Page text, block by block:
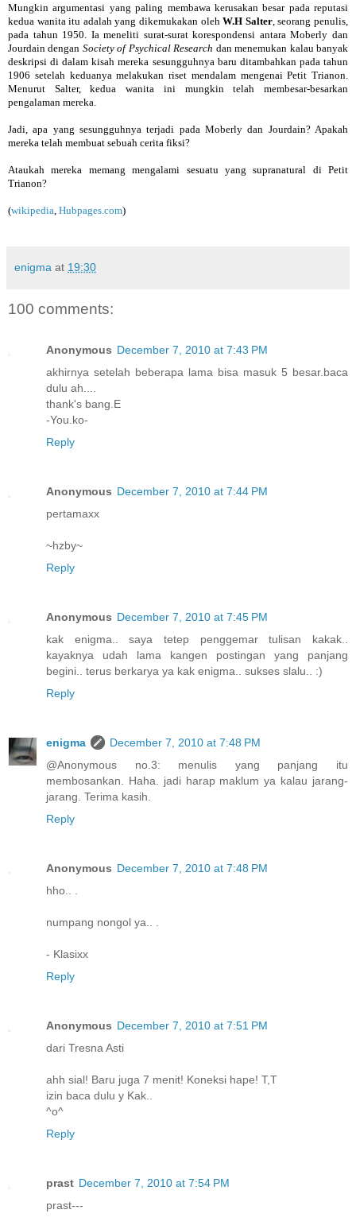
Mungkin argumentasi yang paling membawa kerusakan besar pada reputasi
kedua wanita itu adalah yang dikemukakan olehW.H Salter, seorang penulis,
pada tahun 1950. Ia meneliti surat-surat korespondensi antara Moberly dan
Jourdain dengan Society of Psychical Research dan menemukan kalau banyak
deskripsi di dalam kisah mereka sesungguhnya baru ditambahkan pada tahun
1906 setelah keduanya melakukan riset mendalam mengenai Petit Trianon.
Menurut Salter, kedua wanita ini mungkin telah membesar-besarkan
pengalaman mereka.
Jadi, apa yang sesungguhnya terjadi pada Moberly dan Jourdain? Apakah
mereka telah membuat sebuah cerita fiksi?
Ataukah mereka memang mengalami sesuatu yang supranatural di Petit
Trianon?
(wikipedia Hubpages.com)
enigma at 19:30
100 comments:
Anonymous December 7, 2010 at 7:43 PM
akhirnya setelah beberapa lama bisa masuk 5 besar.baca
dulu ah....
thank's bang.E
-You.ko-
Reply
Anonymous December 7, 2010 at 7:44 PM
pertamaxx
~hzby~
Reply
Anonymous December 7, 2010 at 7:45 PM
kak enigma.. saya tetep penggemar tulisan kakak..
kayaknya udah lama kangen postingan yang panjang
begini.. terus berkarya ya kak enigma.. sukses slalu.. :)
Reply
enigma
December 7, 2010 at 7:48 PM
@Anonymous no.3: menulis yang panjang itu
membosankan. Haha. jadi harap maklum ya kalau jarang-
jarang. Terima kasih.
Reply
Anonymous December 7, 2010 at 7:48 PM
hho.. .
numpang nongol ya.. .
- Klasixx
Reply
Anonymous December 7, 2010 at 7:51 PM
dari Tresna Asti
ahh sial! Baru juga 7 menit! Koneksi hape! T,T
izin baca dulu y Kak..
^o^
Reply
prast December 7, 2010 at 7:54 PM
prast---